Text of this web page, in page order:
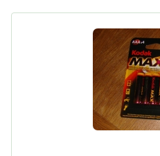
Mit Email